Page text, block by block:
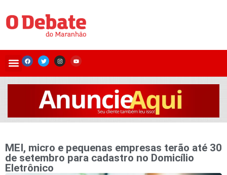
MEI, micro e pequenas empresas terão até 30
de setembro para cadastro no Domicílio
Eletrônico